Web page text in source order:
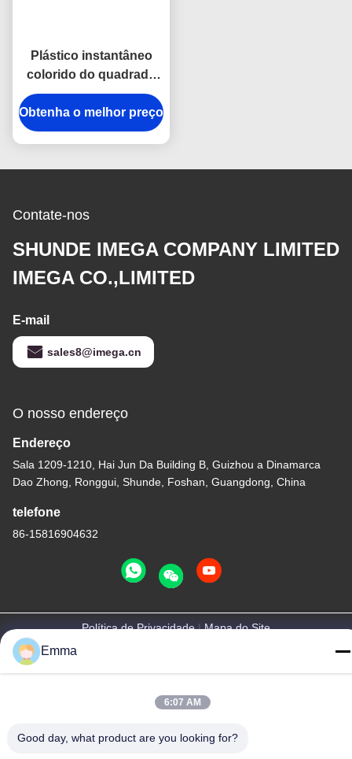
Plástico instantâneo
colorido do quadrado
da corrente chave do
gancho do anti suporte
da corrente chave do
Obtenha o melhor preço
Contate-nos
SHUNDE IMEGA COMPANY LIMITED
IMEGA CO.,LIMITED
E-mail
sales8@imega.cn
O nosso endereço
Endereço
Sala 1209-1210, Hai Jun Da Building B, Guizhou a Dinamarca
Dao Zhong, Ronggui, Shunde, Foshan, Guangdong, China
telefone
86-15816904632
Política de Privacidade|Mapa do Site
China Boa Qualidade Suporte da corrente chave do metal
Fornecedor. Copyright © -2026 SHUNDE IMEGA COMPANY
Emma
6:07 AM
Good day, what product are you looking for?